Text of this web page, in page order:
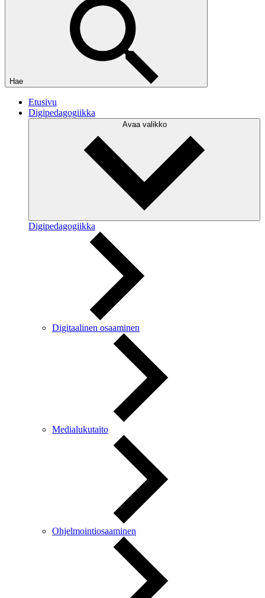
Hae
Etusivu
Digipedagogiikka
Avaa valikko
Digipedagogiikka
Digitaalinen osaaminen
Medialukutaito
Ohjelmointiosaaminen